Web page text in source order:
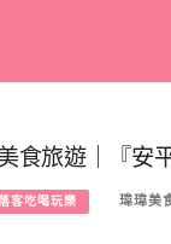
食旅遊｜『安
客吃喝玩樂 瑋瑋美